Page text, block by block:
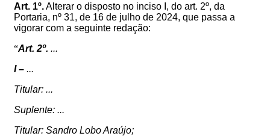
Art. 1º.Alterar o disposto no inciso I, do art. 2º, da
Portaria, nº 31, de 16 de julho de 2024, que passa a
vigorar com a seguinte redação:
“Art. 2º. ...
I – ...
Titular: ...
Suplente: ...
Titular: Sandro Lobo Araújo;